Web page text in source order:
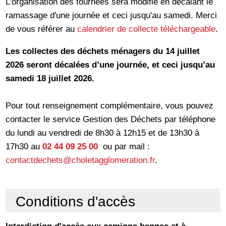
ramassage d'une journée et ceci jusqu'au samedi. Merci
de vous référer aucalendrier de collecte téléchargeable.
Les collectes des déchets ménagers du 14 juillet
2026 seront décalées d’une journée, et ceci jusqu’au
samedi 18 juillet 2026.
Pour tout renseignement complémentaire, vous pouvez
contacter le service Gestion des Déchets par téléphone
du lundi au vendredi de 8h30 à 12h15 et de 13h30 à
17h30 au 02 44 09 25 00 ou par mail :
contactdechets@choletagglomeration.fr.
Conditions d'accès